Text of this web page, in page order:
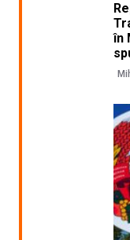
în